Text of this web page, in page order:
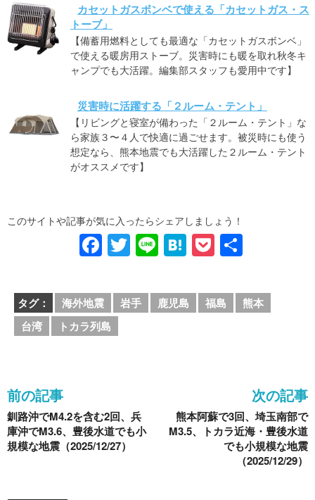
カセットガスボンベで使える「カセットガス・ス
トーブ」
【備蓄用燃料としても最適な「カセットガスボンベ」
で使える暖房用ストーブ。災害時にも暖を取れ秋冬キ
ャンプでも大活躍。編集部スタッフも愛用中です】
災害時に活躍する「２ルーム・テント」
【リビングと寝室が備わった「２ルーム・テント」な
ら家族３〜４人で快適に過ごせます。被災時にも使う
想定なら、熊本地震でも大活躍した２ルーム・テント
がオススメです】
このサイトや記事が気に入ったらシェアしましょう！
F
a
c
e
b
k
T
wi
tt
er
Li
n
e
H
at
e
n
P
o
ck
et
タグ： 海外地震 岩手 鹿児島 福島
熊本
台湾
トカラ列島
前の記事
釧路沖でM4.2を含む2回、兵
庫沖でM3.6、豊後水道でも小
規模な地震（2025/12/27）
次の記事
熊本阿蘇で3回、埼玉南部で
M3.5、トカラ近海・豊後水道
でも小規模な地震
（2025/12/29）